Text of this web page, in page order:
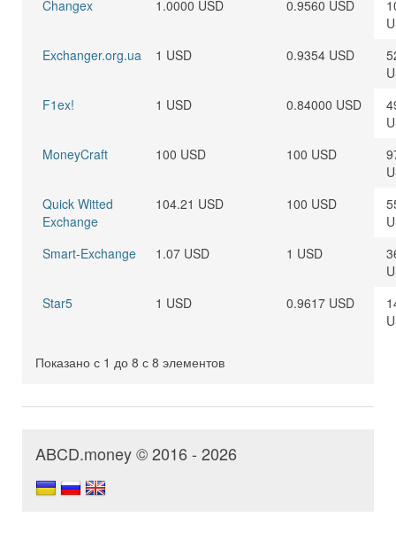
Changex
1.0000 USD 0.9560 USD
Exchanger.org.ua
1 USD 0.9354 USD
F1ex!
1 USD 0.84000 USD
MoneyCraft
100 USD 100 USD
Quick Witted
Exchange
104.21 USD 100 USD
Smart-Exchange
1.07 USD 1 USD
Star5
1 USD 0.9617 USD
Показано с 1 до 8 с 8 элементов
ABCD.money © 2016 - 2026